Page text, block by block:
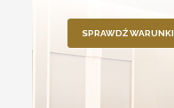
SPRAWDŹ WARUNKI